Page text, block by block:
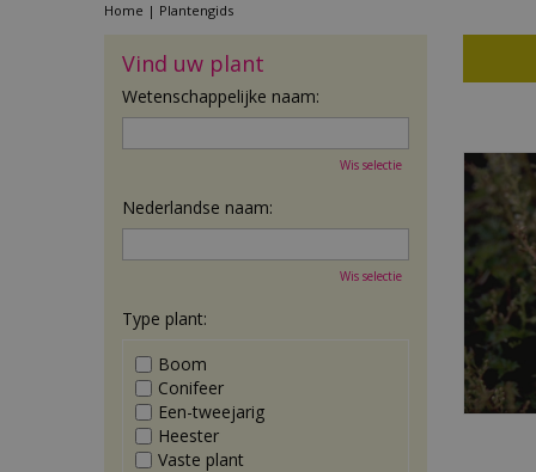
Home Plantengids
Vind uw plant
Wetenschappelijke naam:
Wis selectie
Nederlandse naam:
Wis selectie
Type plant:
Boom
Conifeer
Een-tweejarig
Heester
Vaste plant